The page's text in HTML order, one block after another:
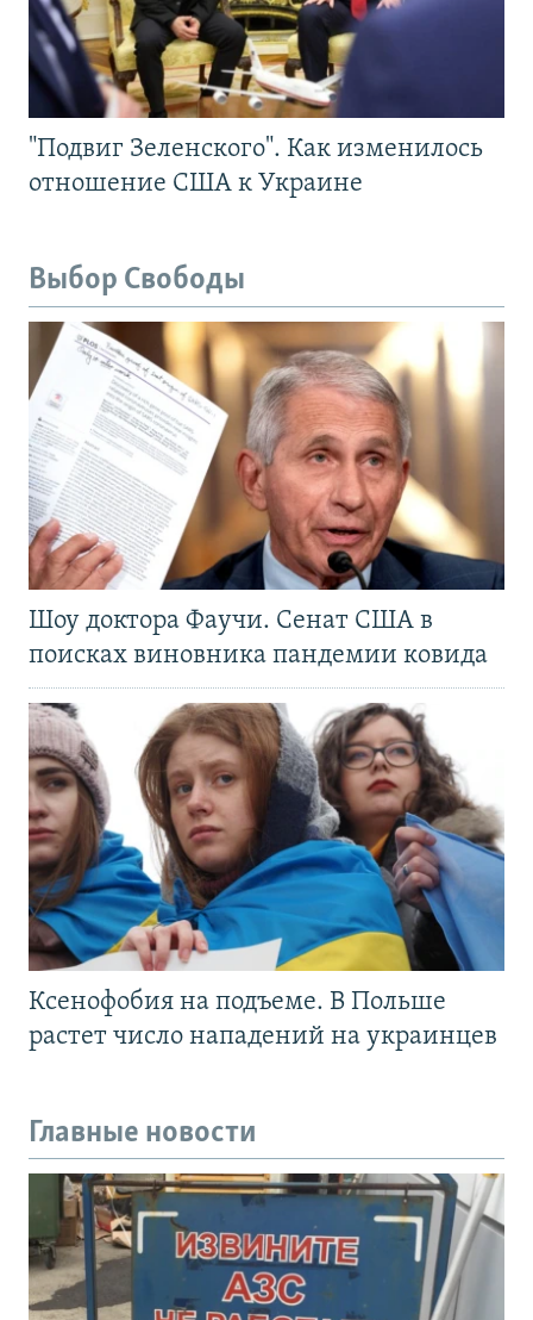
"Подвиг Зеленского". Как изменилось
отношение США к Украине
Выбор Свободы
Шоу доктора Фаучи. Сенат США в
поисках виновника пандемии ковида
Ксенофобия на подъеме. В Польше
растет число нападений на украинцев
Главные новости